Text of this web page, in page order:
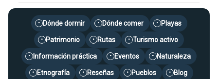
• Dónde dormir • Dónde comer • Playas
• Patrimonio • Rutas • Turismo activo
• Información práctica • Eventos • Naturaleza
• Etnografía • Reseñas • Pueblos • Blog